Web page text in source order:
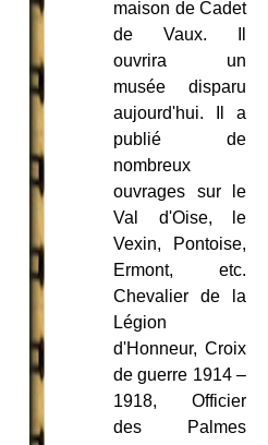
maison de Cadet
de Vaux. Il
ouvrira un
musée disparu
aujourd'hui. Il a
publié de
nombreux
ouvrages sur le
Val d'Oise, le
Vexin, Pontoise,
Ermont, etc.
Chevalier de la
Légion
d'Honneur, Croix
de guerre 1914 –
1918, Officier
des Palmes